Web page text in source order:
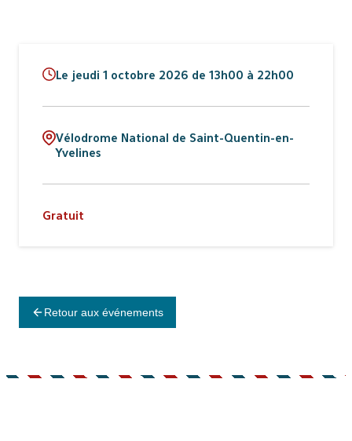
Le jeudi 1 octobre 2026 de 13h00 à 22h00
Vélodrome National de Saint-Quentin-en-
Yvelines
Gratuit
Retour aux événements